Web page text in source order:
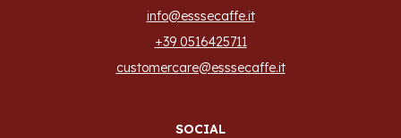
info@esssecaffe.it
+39 0516425711
customercare@esssecaffe.it
SOCIAL